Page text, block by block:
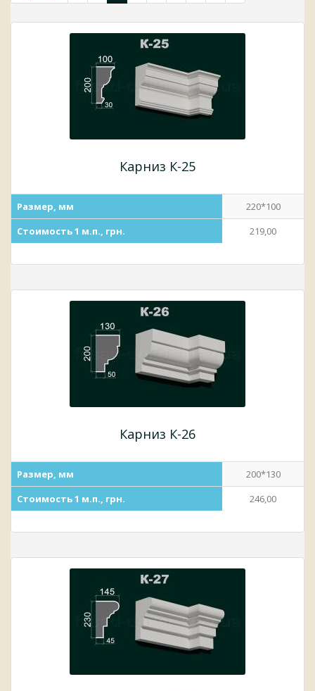
Карниз К-25
Размер, мм
220*100
Стоимость 1 м.п., грн.
219,00
Карниз К-26
Размер, мм
200*130
Стоимость 1 м.п., грн.
246,00